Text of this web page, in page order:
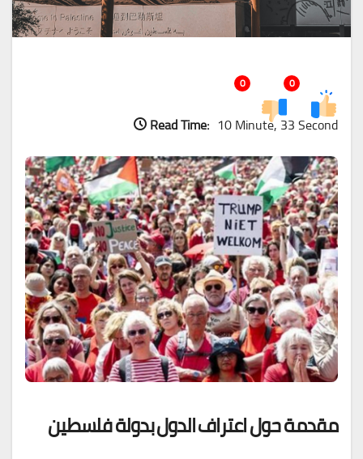
0
0
Read Time: 10 Minute, 33 Second
مقدمة حول اعتراف الدول بدولة فلسطين